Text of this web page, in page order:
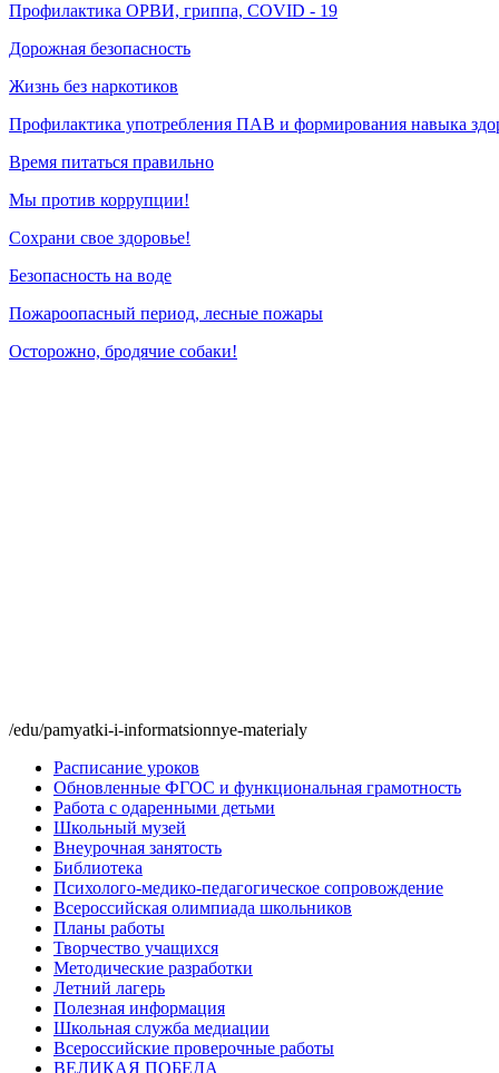
Профилактика ОРВИ, гриппа, COVID - 19
Дорожная безопасность
Жизнь без наркотиков
Профилактика употребления ПАВ и формирования навыка
Время питаться правильно
Мы против коррупции!
Сохрани свое здоровье!
Безопасность на воде
Пожароопасный период, лесные пожары
Осторожно, бродячие собаки!
/edu/pamyatki-i-informatsionnye-materialy
Расписание уроков
Обновленные ФГОС и функциональная грамотность
Работа с одаренными детьми
Школьный музей
Внеурочная занятость
Библиотека
Психолого-медико-педагогическое сопровождение
Всероссийская олимпиада школьников
Планы работы
Творчество учащихся
Методические разработки
Летний лагерь
Полезная информация
Школьная служба медиации
Всероссийские проверочные работы
ВЕЛИКАЯ ПОБЕДА